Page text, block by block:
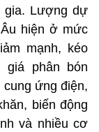
gia. Lượng dự
hiện ở mức
mạnh, kéo
giá phân bón
cung ứng điện,
biến động
và nhiều cơ